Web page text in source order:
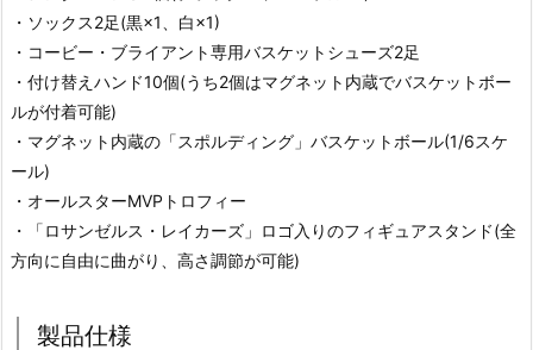
・ソックス2足(黒×1、白×1)
・コービー・ブライアント専用バスケットシューズ2足
・付け替えハンド10個(うち2個はマグネット内蔵でバスケットボー
ルが付着可能)
・マグネット内蔵の「スポルディング」バスケットボール(1/6スケ
ール)
・オールスターMVPトロフィー
・「ロサンゼルス・レイカーズ」ロゴ入りのフィギュアスタンド(全
方向に自由に曲がり、高さ調節が可能)
製品仕様